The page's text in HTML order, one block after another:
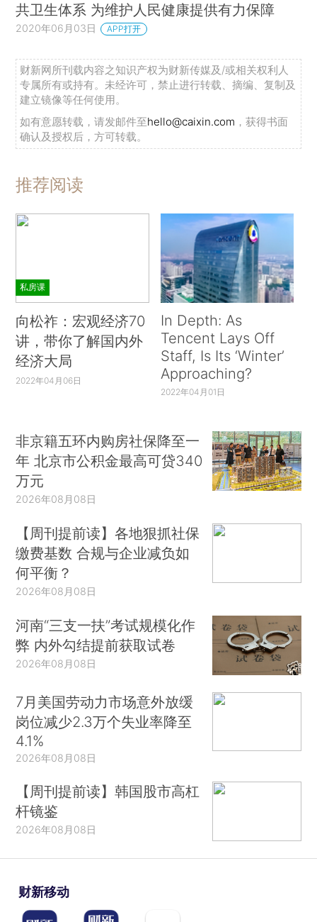
共卫生体系 为维护人民健康提供有力保障
2020年06月03日 APP打开
财新网所刊载内容之知识产权为财新传媒及/或相关权利人
专属所有或持有。未经许可，禁止进行转载、摘编、复制及
建立镜像等任何使用。
如有意愿转载，请发邮件至hello@caixin.com ，获得书面
确认及授权后，方可转载。
推荐阅读
私房课
向松祚：宏观经济70
讲，带你了解国内外
经济大局
2022年04月06日
In Depth: As
Tencent Lays Off
Staff, Is Its ‘Winter’
Approaching?
2022年04月01日
非京籍五环内购房社保降至一
年 北京市公积金最高可贷340
万元
2026年08月08日
【周刊提前读】各地狠抓社保
缴费基数 合规与企业减负如
何平衡？
2026年08月08日
河南“三支一扶”考试规模化作
弊 内外勾结提前获取试卷
2026年08月08日
7月美国劳动力市场意外放缓
岗位减少2.3万个失业率降至
4.1%
2026年08月08日
【周刊提前读】韩国股市高杠
杆镜鉴
2026年08月08日
财新移动